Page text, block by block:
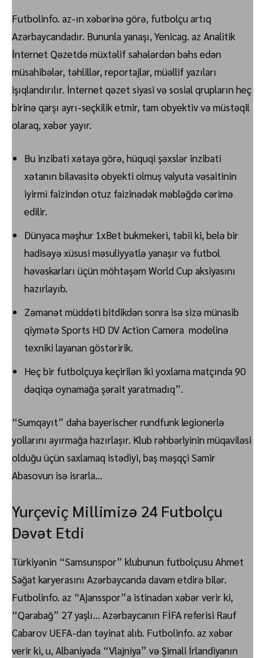
Futbolinfo. az-ın xəbərinə görə, futbolçu artıq
Azərbaycandadır. Bununla yanaşı, Yenicag. az Analitik
İnternet Qəzetdə müxtəlif sahələrdən bəhs edən
müsahibələr, təhlillər, reportajlar, müəllif yazıları
işıqlandırılır. İnternet qəzet siyasi və sosial qrupların heç
birinə qarşı ayrı-seçkilik etmir, tam obyektiv və müstəqil
olaraq, xəbər yayır.
Bu inzibati xətaya görə, hüquqi şəxslər inzibati
xətanın bilavasitə obyekti olmuş valyuta vəsaitinin
iyirmi faizindən otuz faizinədək məbləğdə cərimə
edilir.
Dünyaca məşhur 1xBet bukmekeri, təbii ki, belə bir
hadisəyə xüsusi məsuliyyətlə yanaşır və futbol
həvəskarları üçün möhtəşəm World Cup aksiyasını
hazırlayıb.
Zəmanət müddəti bitdikdən sonra isə sizə münasib
qiymətə Sports HD DV Action Camera modelinə
texniki layanan göstəririk.
Heç bir futbolçuya keçirilən iki yoxlama matçında 90
dəqiqə oynamağa şərait yaratmadıq”.
“Sumqayıt” daha bayerischer rundfunk legionerlə
yollarını ayırmağa hazırlaşır. Klub rəhbərlyinin müqaviləsi
olduğu üçün saxlamaq istədiyi, baş məşqçi Samir
Abasovun isə israrla…
Yurçeviç Millimizə 24 Futbolçu
Dəvət Etdi
Türkiyənin “Samsunspor” klubunun futbolçusu Ahmet
Sağat karyerasını Azərbaycanda davam etdirə bilər.
Futbolinfo. az “Ajansspor”a istinadən xəbər verir ki,
“Qarabağ” 27 yaşlı… Azərbaycanın FİFA referisi Rauf
Cabarov UEFA-dan təyinat alıb. Futbolinfo. az xəbər
verir ki, u, Albaniyada “Vlajniya” və Şimali İrlandiyanın